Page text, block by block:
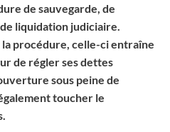
de sauvegarde, de
liquidation judiciaire.
procédure, celle-ci entraîne
de régler ses dettes
sous peine de
toucher le